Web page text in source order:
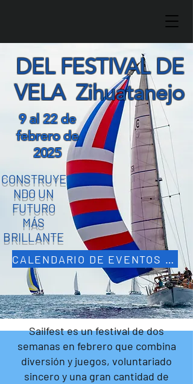
DEL FESTIVAL DE
VELA Zihuatanejo
9 al 22 de
febrero de
2025
CONSTRUYE
NDO UN
FUTURO
MÁS
BRILLANTE
CALENDARIO DE EVENTOS 2025
Sailfest es un festival de dos
semanas en febrero que combina
diversión y juegos, voluntariado
sincero y una gran cantidad de